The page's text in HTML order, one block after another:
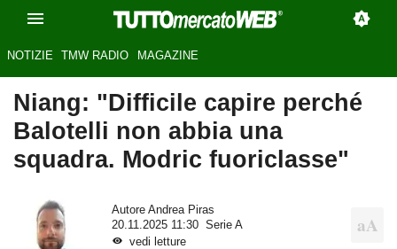
NOTIZIE TMW RADIO MAGAZINE
Niang: "Difficile capire perché
Balotelli non abbia una
squadra. Modric fuoriclasse"
Autore Andrea Piras
20.11.2025 11:30
Serie A
vedi letture